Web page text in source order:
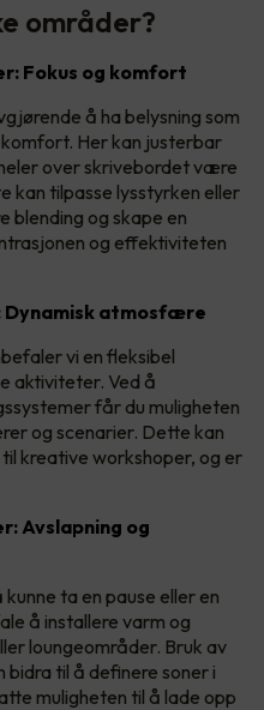
områder?
Fokus og komfort
å ha belysning som
Her kan justerbar
over skrivebordet være
kan tilpasse lysstyrken eller
blending og skape en
og effektiviteten
Dynamisk atmosfære
vi en fleksibel
aktiviteter. Ved å
får du muligheten
og scenarier. Dette kan
kreative workshoper, og er
Avslapning og
ta en pause eller en
å installere varm og
loungeområder. Bruk av
til å definere soner i
muligheten til å lade opp